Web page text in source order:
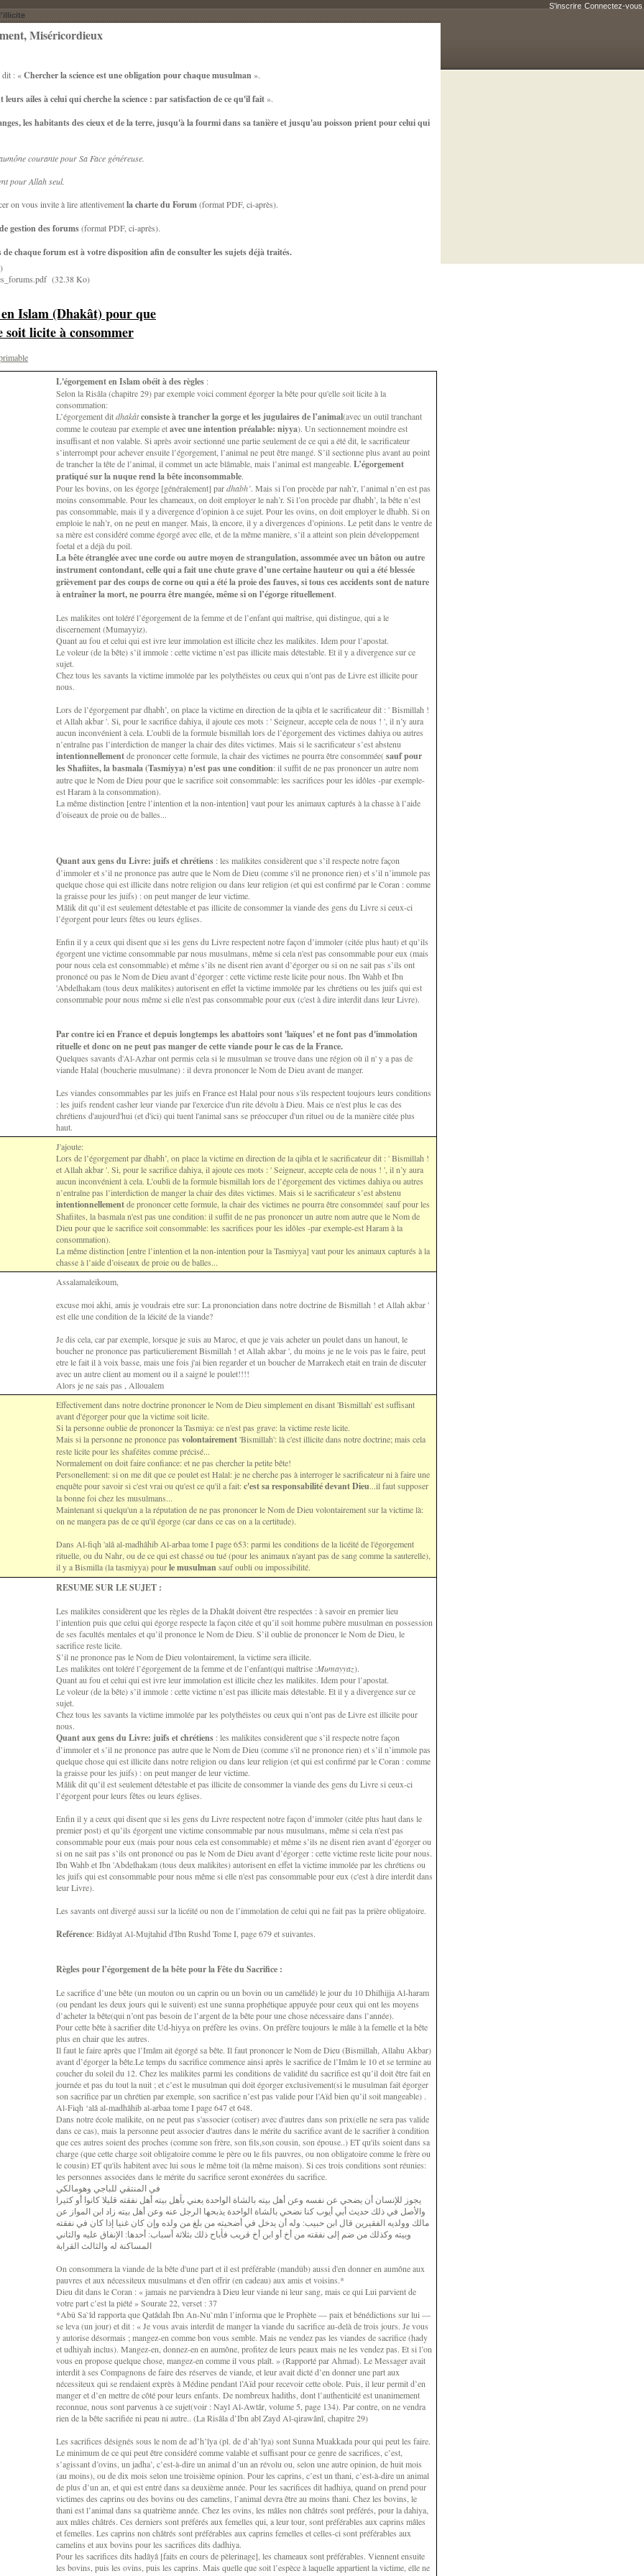
Connectez-vous
S'inscrire
Miséricordieux
dit : «Chercher la science est une obligation pour chaque musulman».
leurs ailes à celui qui cherche la science : par satisfaction de ce qu'il fait».
les habitants des cieux et de la terre, jusqu'à la fourmi dans sa tanière et jusqu'au poisson prient pour celui qui
courante pour Sa Face généreuse.
pour Allah seul.
on vous invite à lire attentivementla charte du Forum(format PDF, ci-après).
gestion des forums(format PDF, ci-après).
de chaque forum est à votre disposition afin de consulter les sujets déjà traités.
(32.38 Ko)
Islam (Dhakât) pour que
soit licite à consommer
L'égorgement en Islam obéit à des règles :
Selon la Risâla (chapitre 29) par exemple voici comment égorger la bête pour qu'elle soit licite à la
consommation:
L’égorgement ditdhakâtconsiste à trancher la gorge et les jugulaires de l’animal(avec un outil tranchant
comme le couteau par exemple etavec une intention préalable: niyya). Un sectionnement moindre est
insuffisant et non valable. Si après avoir sectionné une partie seulement de ce qui a été dit, le sacrificateur
s’interrompt pour achever ensuite l’égorgement, l’animal ne peut être mangé. S’il sectionne plus avant au point
de trancher la tête de l’animal, il commet un acte blâmable, mais l’animal est mangeable. L’égorgement
pratiqué sur la nuque rend la bête inconsommable.
Pour les bovins, on les égorge [généralement] pardhabh’. Mais si l’on procède par nah’r, l’animal n’en est pas
moins consommable. Pour les chameaux, on doit employer le nah’r. Si l’on procède par dhabh’, la bête n’est
pas consommable, mais il y a divergence d’opinion à ce sujet. Pour les ovins, on doit employer le dhabh. Si on
emploie le nah’r, on ne peut en manger. Mais, là encore, il y a divergences d’opinions. Le petit dans le ventre de
sa mère est considéré comme égorgé avec elle, et de la même manière, s’il a atteint son plein développement
foetal et a déjà du poil.
La bête étranglée avec une corde ou autre moyen de strangulation, assommée avec un bâton ou autre
instrument contondant, celle qui a fait une chute grave d’une certaine hauteur ou qui a été blessée
grièvement par des coups de corne ou qui a été la proie des fauves, si tous ces accidents sont de nature
à entraîner la mort, ne pourra être mangée, même si on l’égorge rituellement.
Les malikites ont toléré l’égorgement de la femme et de l’enfant qui maîtrise, qui distingue, qui a le
discernement (Mumayyiz).
Quant au fou et celui qui est ivre leur immolation est illicite chez les malikites. Idem pour l’apostat.
Le voleur (de la bête) s’il immole : cette victime n’est pas illicite mais détestable. Et il y a divergence sur ce
sujet.
Chez tous les savants la victime immolée par les polythéistes ou ceux qui n’ont pas de Livre est illicite pour
nous.
Lors de l’égorgement par dhabh’, on place la victime en direction de la qibla et le sacrificateur dit : ' Bismillah !
et Allah akbar '. Si, pour le sacrifice dahiya, il ajoute ces mots : ' Seigneur, accepte cela de nous ! ', il n’y aura
aucun inconvénient à cela. L’oubli de la formule bismillah lors de l’égorgement des victimes dahiya ou autres
n’entraîne pas l’interdiction de manger la chair des dites victimes. Mais si le sacrificateur s’est abstenu
intentionnellementde prononcer cette formule, la chair des victimes ne pourra être consommée(sauf pour
les Shafiites, la basmala (Tasmiyya) n'est pas une condition: il suffit de ne pas prononcer un autre nom
autre que le Nom de Dieu pour que le sacrifice soit consommable: les sacrifices pour les idôles -par exemple-
est Haram à la consommation).
La même distinction [entre l’intention et la non-intention] vaut pour les animaux capturés à la chasse à l’aide
d’oiseaux de proie ou de balles...
Quant aux gens du Livre: juifs et chrétiens: les malikites considèrent que s’il respecte notre façon
d’immoler et s’il ne prononce pas autre que le Nom de Dieu (comme s'il ne prononce rien) et s’il n’immole pas
quelque chose qui est illicite dans notre religion ou dans leur religion (et qui est confirmé par le Coran : comme
la graisse pour les juifs) : on peut manger de leur victime.
Mâlik dit qu’il est seulement détestable et pas illicite de consommer la viande des gens du Livre si ceux-ci
l’égorgent pour leurs fêtes ou leurs églises.
Enfin il y a ceux qui disent que si les gens du Livre respectent notre façon d’immoler (citée plus haut) et qu’ils
égorgent une victime consommable par nous musulmans, même si cela n'est pas consommable pour eux (mais
pour nous cela est consommable) et même s’ils ne disent rien avant d’égorger ou si on ne sait pas s’ils ont
prononcé ou pas le Nom de Dieu avant d’égorger : cette victime reste licite pour nous. Ibn Wahb et Ibn
'Abdelhakam (tous deux malikites) autorisent en effet la victime immolée par les chrétiens ou les juifs qui est
consommable pour nous même si elle n'est pas consommable pour eux (c'est à dire interdit dans leur Livre).
Par contre ici en France et depuis longtemps les abattoirs sont 'laïques' et ne font pas d'immolation
rituelle et donc on ne peut pas manger de cette viande pour le cas de la France.
Quelques savants d'Al-Azhar ont permis cela si le musulman se trouve dans une région où il n' y a pas de
viande Halal (boucherie musulmane) : il devra prononcer le Nom de Dieu avant de manger.
Les viandes consommables par les juifs en France est Halal pour nous s'ils respectent toujours leurs conditions
: les juifs rendent casher leur viande par l'exercice d'un rite dévolu à Dieu. Mais ce n'est plus le cas des
chrétiens d'aujourd'hui (et d'ici) qui tuent l'animal sans se préoccuper d'un rituel ou de la manière citée plus
haut.
J'ajoute:
Lors de l’égorgement par dhabh’, on place la victime en direction de la qibla et le sacrificateur dit : ' Bismillah !
et Allah akbar '. Si, pour le sacrifice dahiya, il ajoute ces mots : ' Seigneur, accepte cela de nous ! ', il n’y aura
aucun inconvénient à cela. L’oubli de la formule bismillah lors de l’égorgement des victimes dahiya ou autres
n’entraîne pas l’interdiction de manger la chair des dites victimes. Mais si le sacrificateur s’est abstenu
intentionnellementde prononcer cette formule, la chair des victimes ne pourra être consommée( sauf pour les
Shafiites, la basmala n'est pas une condition: il suffit de ne pas prononcer un autre nom autre que le Nom de
Dieu pour que le sacrifice soit consommable: les sacrifices pour les idôles -par exemple-est Haram à la
consommation).
La même distinction [entre l’intention et la non-intention pour la Tasmiyya] vaut pour les animaux capturés à la
chasse à l’aide d’oiseaux de proie ou de balles...
Assalamaleikoum,
excuse moi akhi, amis je voudrais etre sur: La prononciation dans notre doctrine de Bismillah ! et Allah akbar '
est elle une condition de la léicité de la viande?
Je dis cela, car par exemple, lorsque je suis au Maroc, et que je vais acheter un poulet dans un hanout, le
boucher ne prononce pas particulierement Bismillah ! et Allah akbar ', du moins je ne le vois pas le faire, peut
etre le fait il à voix basse, mais une fois j'ai bien regarder et un boucher de Marrakech etait en train de discuter
avec un autre client au moment ou il a saigné le poulet!!!!
Alors je ne sais pas , Alloualem
Effectivement dans notre doctrine prononcer le Nom de Dieu simplement en disant 'Bismillah' est suffisant
avant d'égorger pour que la victime soit licite.
Si la personne oublie de prononcer la Tasmiya: ce n'est pas grave: la victime reste licite.
Mais si la personne ne prononce pas volontairement'Bismillah': là c'est illicite dans notre doctrine; mais cela
reste licite pour les shaféites comme précisé...
Normalement on doit faire confiance: et ne pas chercher la petite bête!
Personellement: si on me dit que ce poulet est Halal: je ne cherche pas à interroger le sacrificateur ni à faire une
enquête pour savoir si c'est vrai ou qu'est ce qu'il a fait:c'est sa responsabilité devant Dieu...il faut supposer
la bonne foi chez les musulmans...
Maintenant si quelqu'un a la réputation de ne pas prononcer le Nom de Dieu volontairement sur la victime là:
on ne mangera pas de ce qu'il égorge (car dans ce cas on a la certitude).
Dans Al-fiqh 'alâ al-madhâhib Al-arbaa tome I page 653: parmi les conditions de la licéité de l'égorgement
rituelle, ou du Nahr, ou de ce qui est chassé ou tué (pour les animaux n'ayant pas de sang comme la sauterelle),
il y a Bismilla (la tasmiyya) pourle musulmansauf oubli ou impossibilité.
RESUME SUR LE SUJET :
Les malikites considèrent que les règles de la Dhakât doivent être respectées : à savoir en premier lieu
l’intention puis que celui qui égorge respecte la façon citée et qu’il soit homme pubère musulman en possession
de ses facultés mentales et qu’il prononce le Nom de Dieu. S’il oublie de prononcer le Nom de Dieu, le
sacrifice reste licite.
S’il ne prononce pas le Nom de Dieu volontairement, la victime sera illicite.
Les malikites ont toléré l’égorgement de la femme et de l’enfant(qui maîtrise :Mumayyaz).
Quant au fou et celui qui est ivre leur immolation est illicite chez les malikites. Idem pour l’apostat.
Le voleur (de la bête) s’il immole : cette victime n’est pas illicite mais détestable. Et il y a divergence sur ce
sujet.
Chez tous les savants la victime immolée par les polythéistes ou ceux qui n’ont pas de Livre est illicite pour
nous.
Quant aux gens du Livre: juifs et chrétiens: les malikites considèrent que s’il respecte notre façon
d’immoler et s’il ne prononce pas autre que le Nom de Dieu (comme s'il ne prononce rien) et s’il n’immole pas
quelque chose qui est illicite dans notre religion ou dans leur religion (et qui est confirmé par le Coran : comme
la graisse pour les juifs) : on peut manger de leur victime.
Mâlik dit qu’il est seulement détestable et pas illicite de consommer la viande des gens du Livre si ceux-ci
l’égorgent pour leurs fêtes ou leurs églises.
Enfin il y a ceux qui disent que si les gens du Livre respectent notre façon d’immoler (citée plus haut dans le
premier post) et qu’ils égorgent une victime consommable par nous musulmans, même si cela n'est pas
consommable pour eux (mais pour nous cela est consommable) et même s’ils ne disent rien avant d’égorger ou
si on ne sait pas s’ils ont prononcé ou pas le Nom de Dieu avant d’égorger : cette victime reste licite pour nous.
Ibn Wahb et Ibn 'Abdelhakam (tous deux malikites) autorisent en effet la victime immolée par les chrétiens ou
les juifs qui est consommable pour nous même si elle n'est pas consommable pour eux (c'est à dire interdit dans
leur Livre).
Les savants ont divergé aussi sur la licéité ou non de l’immolation de celui qui ne fait pas la prière obligatoire.
Reférence: Bidâyat Al-Mujtahid d'Ibn Rushd Tome I, page 679 et suivantes.
Règles pour l’égorgement de la bête pour la Fête du Sacrifice :
Le sacrifice d’une bête (un mouton ou un caprin ou un bovin ou un camélidé) le jour du 10 Dhilhijja Al-haram
(ou pendant les deux jours qui le suivent) est une sunna prophétique appuyée pour ceux qui ont les moyens
d’acheter la bête(qui n’ont pas besoin de l’argent de la bête pour une chose nécessaire dans l’année).
Pour cette bête à sacrifier dite Ud-hiyya on préfère les ovins. On préfère toujours le mâle à la femelle et la bête
plus en chair que les autres.
Il faut le faire après que l’Imâm ait égorgé sa bête. Il faut prononcer le Nom de Dieu (Bismillah, Allahu Akbar)
avant d’égorger la bête.Le temps du sacrifice commence ainsi après le sacrifice de l’Imâm le 10 et se termine au
coucher du soleil du 12. Chez les malikites parmi les conditions de validité du sacrifice est qu’il doit être fait en
journée et pas du tout la nuit ; et c’est le musulman qui doit égorger exclusivement(si le musulman fait égorger
son sacrifice par un chrétien par exemple, son sacrifice n’est pas valide pour l’Aïd bien qu’il soit mangeable) .
Al-Fiqh ‘alâ al-madhâhib al-arbaa tome I page 647 et 648.
Dans notre école malikite, on ne peut pas s'associer (cotiser) avec d'autres dans son prix(elle ne sera pas valide
dans ce cas), mais la personne peut associer d'autres dans le mérite du sacrifice avant de le sacrifier à condition
que ces autres soient des proches (comme son frère, son fils,son cousin, son épouse..) ET qu'ils soient dans sa
charge (que cette charge soit obligatoire comme le père ou le fils pauvres, ou non obligatoire comme le frère ou
le cousin) ET qu'ils habitent avec lui sous le même toit (la même maison). Si ces trois conditions sont réunies:
les personnes associées dans le mérite du sacrifice seront exonérées du sacrifice.
في المنتقي للباجي وهومالكي
يجوز للإنسان أن يضحي عن نفسه وعن أهل بيته بالشاة الواحدة يعني بأهل بيته أهل نفقته قليلا كانوا أو كثيرا
والأصل في ذلك حديث أبي أيوب كنا نضحي بالشاة الواحدة يذبحها الرجل عنه وعن أهل بيته زاد ابن المواز عن
مالك وولديه الفقيرين قال ابن حبيب: وله أن يدخل في أضحيته من بلغ من ولده وإن كان غنيا إذا كان في نفقته
وبيته وكذلك من ضم إلى نفقته من أخ أو ابن أخ قريب فأباح ذلك بثلاثة أسباب: أحدها: الإنفاق عليه والثاني
المساكنة له والثالث القرابة
On consommera la viande de la bête d'une part et il est préférable (mandûb) aussi d'en donner en aumône aux
pauvres et aux nécessiteux musulmans et d'en offrir (en cadeau) aux amis et voisins.*
Dieu dit dans le Coran : « jamais ne parviendra à Dieu leur viande ni leur sang, mais ce qui Lui parvient de
votre part c’est la piété » Sourate 22, verset : 37
*Abû Sa`îd rapporta que Qatâdah Ibn An-Nu`mân l’informa que le Prophète — paix et bénédictions sur lui —
se leva (un jour) et dit : « Je vous avais interdit de manger la viande du sacrifice au-delà de trois jours. Je vous
y autorise désormais ; mangez-en comme bon vous semble. Mais ne vendez pas les viandes de sacrifice (hady
et udhiyah inclus). Mangez-en, donnez-en en aumône, profitez de leurs peaux mais ne les vendez pas. Et si l’on
vous en propose quelque chose, mangez-en comme il vous plaît. » (Rapporté par Ahmad). Le Messager avait
interdit à ses Compagnons de faire des réserves de viande, et leur avait dicté d’en donner une part aux
nécessiteux qui se rendaient exprès à Médine pendant l’Aïd pour recevoir cette obole. Puis, il leur permit d’en
manger et d’en mettre de côté pour leurs enfants. De nombreux hadiths, dont l’authenticité est unanimement
reconnue, nous sont parvenus à ce sujet(voir : Nayl Al-Awtâr, volume 5, page 134). Par contre, on ne vendra
rien de la bête sacrifiée ni peau ni autre.. (La Risâla d’Ibn abî Zayd Al-qirawânî, chapitre 29)
Les sacrifices désignés sous le nom de ad’h’îya (pl. de d’ah’îya) sont Sunna Muakkada pour qui peut les faire.
Le minimum de ce qui peut être considéré comme valable et suffisant pour ce genre de sacrifices, c’est,
s’agissant d’ovins, un jadha’, c’est-à-dire un animal d’un an révolu ou, selon une autre opinion, de huit mois
(au moins), ou de dix mois selon une troisième opinion. Pour les caprins, c’est un thani, c’est-à-dire un animal
de plus d’un an, et qui est entré dans sa deuxième année. Pour les sacrifices dit hadhiya, quand on prend pour
victimes des caprins ou des bovins ou des camelins, l’animal devra être au moins thani. Chez les bovins, le
thani est l’animal dans sa quatrième année. Chez les ovins, les mâles non châtrés sont préférés, pour la dahiya,
aux mâles châtrés. Ces derniers sont préférés aux femelles qui, a leur tour, sont préférables aux caprins mâles
et femelles. Les caprins non châtrés sont préférables aux caprins femelles et celles-ci sont préférables aux
camelins et aux bovins pour les sacrifices dits dadhiya.
Pour les sacrifices dits hadâyâ [faits en cours de pèlerinage], les chameaux sont préférables. Viennent ensuite
les bovins, puis les ovins, puis les caprins. Mais quelle que soit l’espèce à laquelle appartient la victime, elle ne